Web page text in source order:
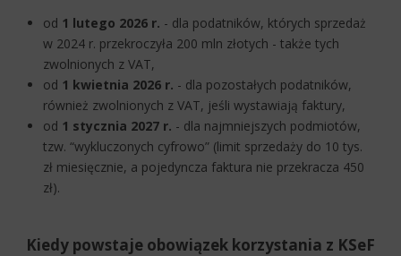
od 1 lutego 2026 r. - dla podatników, których sprzedaż
w 2024 r. przekroczyła 200 mln złotych - także tych
zwolnionych z VAT,
od 1 kwietnia 2026 r. - dla pozostałych podatników,
również zwolnionych z VAT, jeśli wystawiają faktury,
od 1 stycznia 2027 r. - dla najmniejszych podmiotów,
tzw. “wykluczonych cyfrowo” (limit sprzedaży do 10 tys.
zł miesięcznie, a pojedyncza faktura nie przekracza 450
zł).
Kiedy powstaje obowiązek korzystania z KSeF